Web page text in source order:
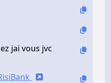
jai vous jvc